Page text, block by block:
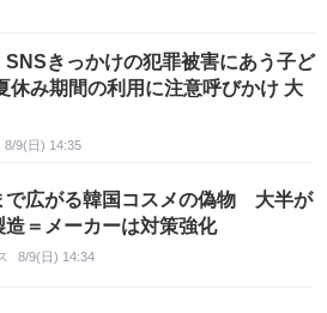
SNSきっかけの犯罪被害にあう子ど
休み期間の利用に注意呼びかけ 大
8/9(日) 14:35
で広がる韓国コスメの偽物 大半が
造＝メーカーは対策強化
8/9(日) 14:34